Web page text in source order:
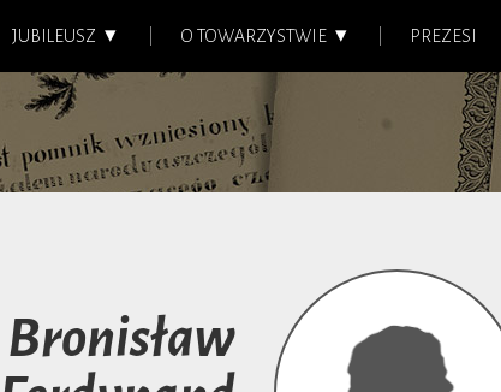
JUBILEUSZ O TOWARZYSTWIE PREZESI
Bronisław